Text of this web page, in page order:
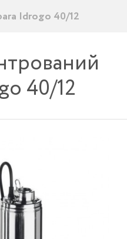
Idrogo 40/12
40/12